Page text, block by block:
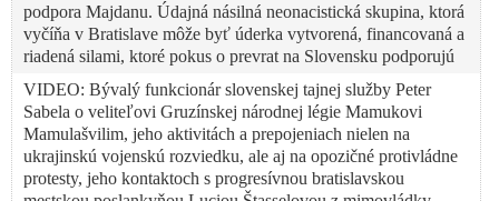
podpora Majdanu. Údajná násilná neonacistická skupina, ktorá
vyčíňa v Bratislave môže byť úderka vytvorená, financovaná a
riadená silami, ktoré pokus o prevrat na Slovensku podporujú
VIDEO: Bývalý funkcionár slovenskej tajnej služby Peter
Sabela o veliteľovi Gruzínskej národnej légie Mamukovi
Mamulašvilim, jeho aktivitách a prepojeniach nielen na
ukrajinskú vojenskú rozviedku, ale aj na opozičné protivládne
protesty, jeho kontaktoch s progresívnou bratislavskou